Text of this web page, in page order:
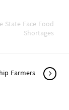
State Face Food
Shortages
Farmers